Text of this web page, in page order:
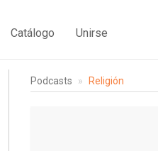
Catálogo Unirse
Podcasts Religión